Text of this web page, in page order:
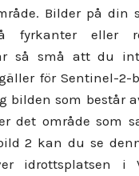
Bilder på din
fyrkanter eller
så små att du
för Sentinel-2-
bilden som består
det område som
2 kan du se
idrottsplatsen i